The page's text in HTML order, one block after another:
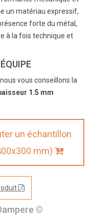
un matériau expressif,
forte du métal,
à la fois technique et
vous conseillons la
1.5 mm
un échantillon
mm)
©